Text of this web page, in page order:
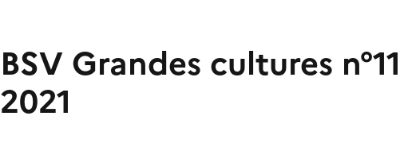
BSV Grandes cultures
2021